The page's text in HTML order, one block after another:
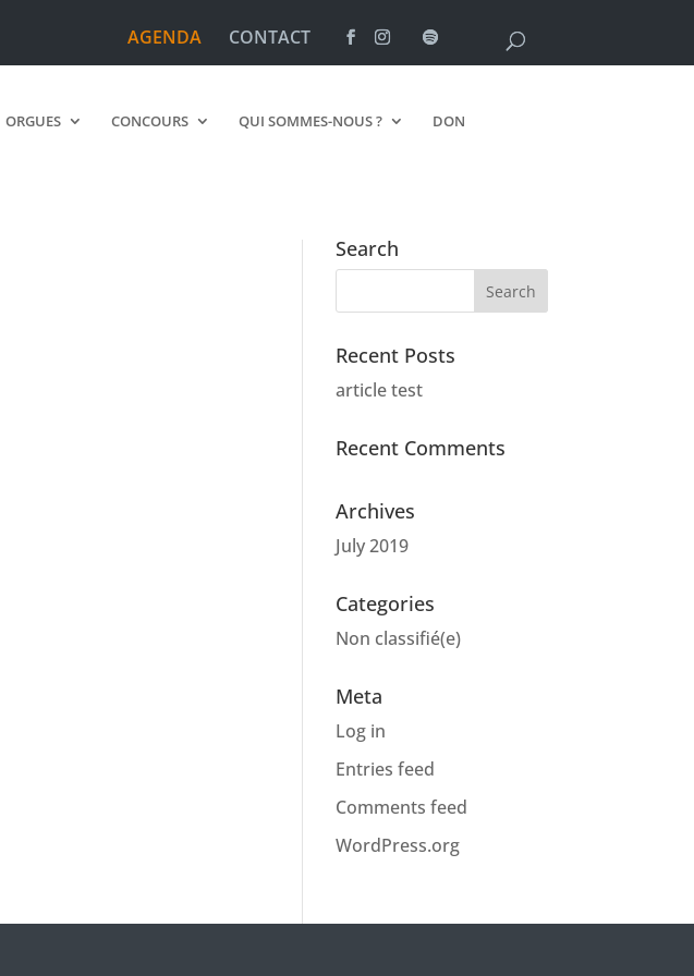
AGENDA CONTACT
ORGUES CONCOURS QUI SOMMES-NOUS ? DON
Search
Recent Posts
article test
Recent Comments
Archives
July 2019
Categories
Non classifié(e)
Meta
Log in
Entries feed
Comments feed
WordPress.org